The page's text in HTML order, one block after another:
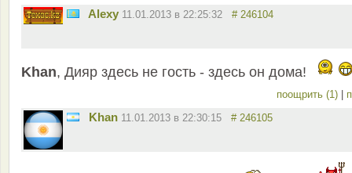
Alexy 11.01.2013 в 22:25:32 # 246104
Khan, Дияр здесь не гость - здесь он дома!
поощрить (1)
Khan 11.01.2013 в 22:30:15 # 246105